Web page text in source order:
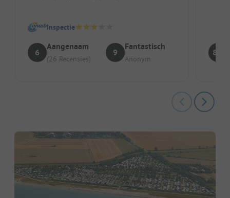
Inspectie
6
Aangenaam
(26 Recensies)
9
Fantastisch
Anonym
8.5